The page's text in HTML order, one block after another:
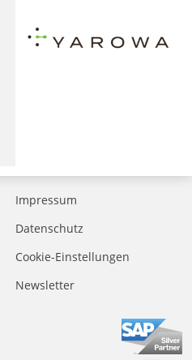
Impressum
Datenschutz
Cookie-Einstellungen
Newsletter